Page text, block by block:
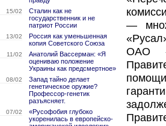
15/02
Сталин как не
государственник и не
патриот России
13/02
Россия как уменьшенная
копия Советского Союза
11/02
Анатолий Вассерман: «Я
оцениваю положение
Украины как предсмертное»
08/02
Запад тайно делает
генетическое оружие?
Профессор-генетик
разъясняет.
07/02
«Русофобия глубоко
укоренилась в европейско-
—
ОАО